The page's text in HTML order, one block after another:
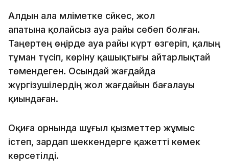
Алдын ала мәліметке сәйкес, жол
апатына қолайсыз ауа райы себеп болған.
Таңертең өңірде ауа райы күрт өзгеріп, қалың
тұман түсіп, көріну қашықтығы айтарлықтай
төмендеген. Осындай жағдайда
жүргізушілердің жол жағдайын бағалауы
қиындаған.
Оқиға орнында шұғыл қызметтер жұмыс
істеп, зардап шеккендерге қажетті көмек
көрсетілді.